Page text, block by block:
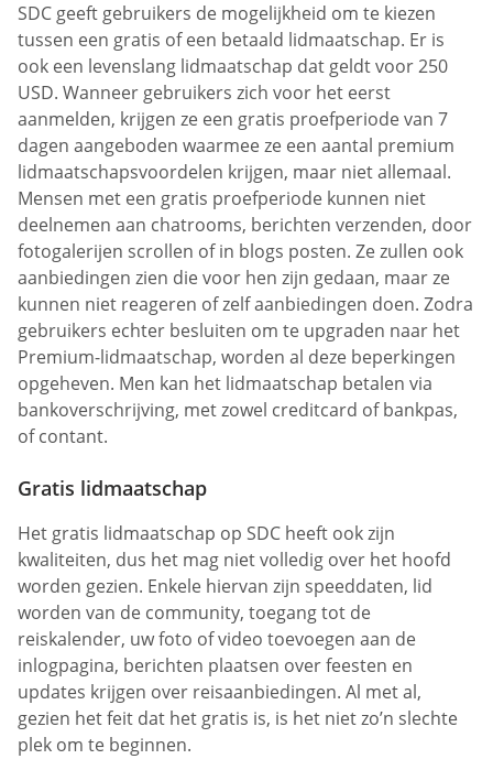
SDC geeft gebruikers de mogelijkheid om te kiezen
tussen een gratis of een betaald lidmaatschap. Er is
ook een levenslang lidmaatschap dat geldt voor 250
USD. Wanneer gebruikers zich voor het eerst
aanmelden, krijgen ze een gratis proefperiode van 7
dagen aangeboden waarmee ze een aantal premium
lidmaatschapsvoordelen krijgen, maar niet allemaal.
Mensen met een gratis proefperiode kunnen niet
deelnemen aan chatrooms, berichten verzenden, door
fotogalerijen scrollen of in blogs posten. Ze zullen ook
aanbiedingen zien die voor hen zijn gedaan, maar ze
kunnen niet reageren of zelf aanbiedingen doen. Zodra
gebruikers echter besluiten om te upgraden naar het
Premium-lidmaatschap, worden al deze beperkingen
opgeheven. Men kan het lidmaatschap betalen via
bankoverschrijving, met zowel creditcard of bankpas,
of contant.
Gratis lidmaatschap
Het gratis lidmaatschap op SDC heeft ook zijn
kwaliteiten, dus het mag niet volledig over het hoofd
worden gezien. Enkele hiervan zijn speeddaten, lid
worden van de community, toegang tot de
reiskalender, uw foto of video toevoegen aan de
inlogpagina, berichten plaatsen over feesten en
updates krijgen over reisaanbiedingen. Al met al,
gezien het feit dat het gratis is, is het niet zo’n slechte
plek om te beginnen.